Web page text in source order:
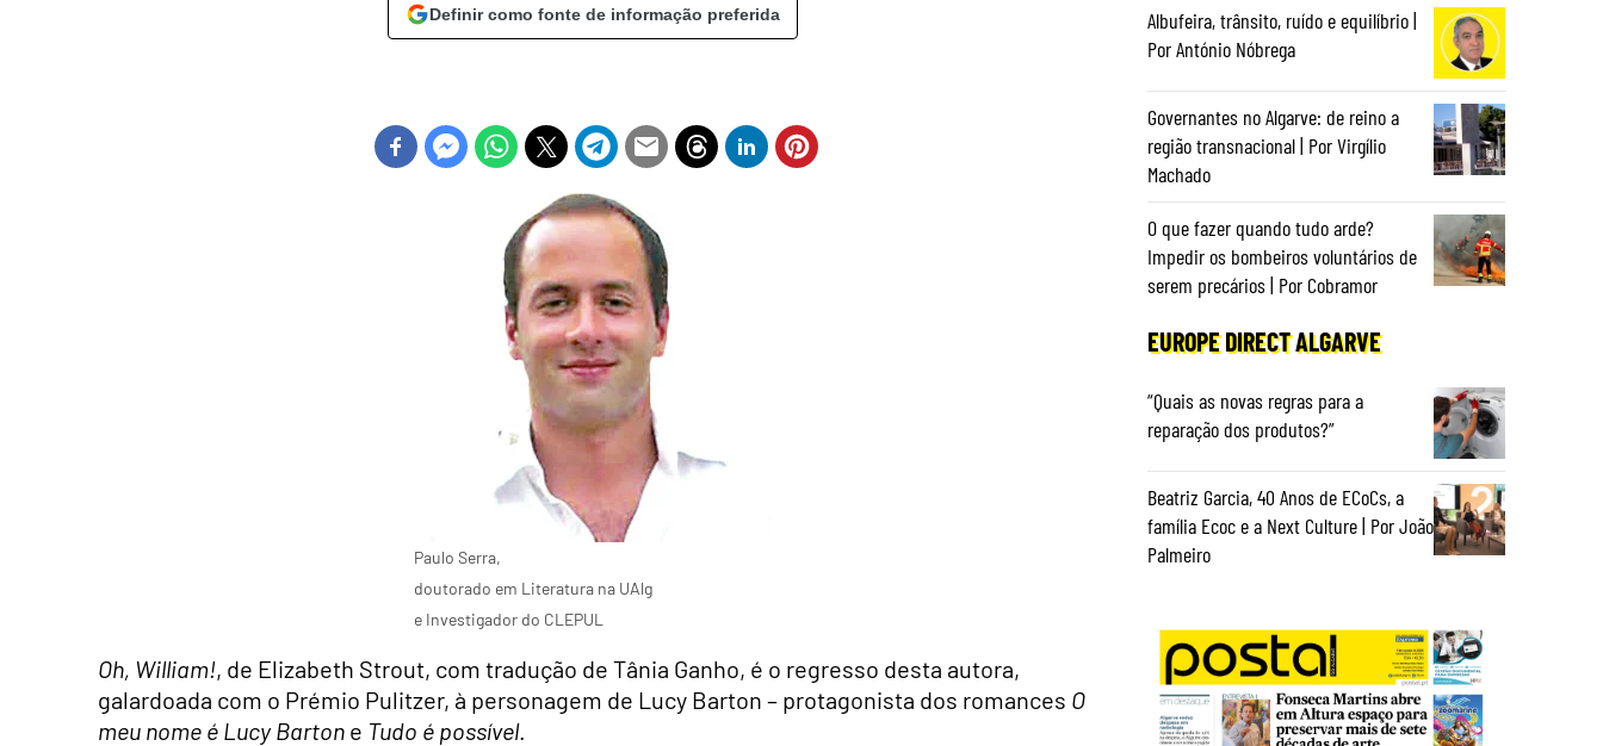
Definir como fonte de informação preferida
Paulo Serra,
doutorado em Literatura na UAlg
e Investigador do CLEPUL
Oh, William!, de Elizabeth Strout, com tradução de Tânia Ganho, é o regresso desta autora,
galardoada com o Prémio Pulitzer, à personagem de Lucy Barton – protagonista dos romances O
meu nome é Lucy Barton e Tudo é possível.
Albufeira, trânsito, ruído e equilíbrio |
Por António Nóbrega
Governantes no Algarve: de reino a
região transnacional | Por Virgílio
Machado
O que fazer quando tudo arde?
Impedir os bombeiros voluntários de
serem precários | Por Cobramor
EUROPE DIRECT ALGARVE
“Quais as novas regras para a
reparação dos produtos?”
Beatriz Garcia, 40 Anos de ECoCs, a
família Ecoc e a Next Culture | Por João
Palmeiro